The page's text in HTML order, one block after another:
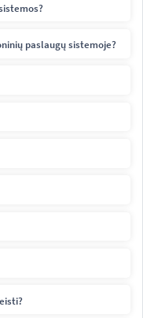
paslaugų sistemoje?